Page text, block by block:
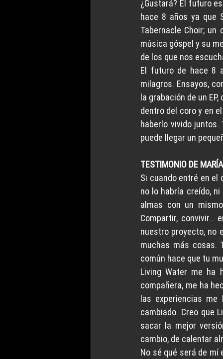
¿Gustará? El futuro
hace 8 años ya que
Tabernacle Choir;
música góspel y su
de los que nos
El futuro de hace 8
milagros. Ensayos,
la grabación de un
dentro del coro y en
haberlo vivido
puede llegar un
TESTIMONIO DE
Si cuando entré en el
no lo habría creído,
almas con un
Compartir, convivir…
nuestro proyecto, no
muchas más cosas.
común hace que tu
Living Water me ha
compañera, me ha
las experiencias me
cambiado. Creo que
sacar la mejor
cambio, de calentar
No sé qué será de mí